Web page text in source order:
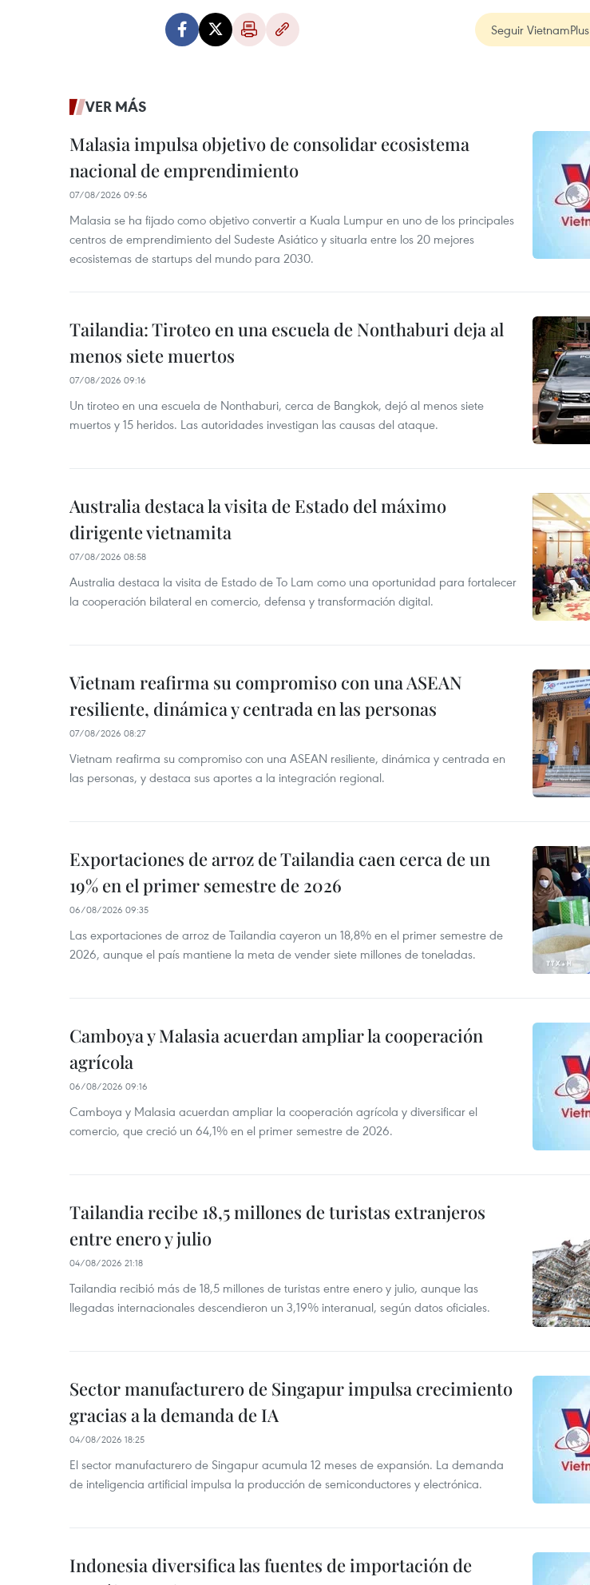
Seguir VietnamPlus
VER MÁS
Malasia impulsa objetivo de consolidar ecosistema
nacional de emprendimiento
07/08/2026 09:56
Malasia se ha fijado como objetivo convertir a Kuala Lumpur en uno de los principales
centros de emprendimiento del Sudeste Asiático y situarla entre los 20 mejores
ecosistemas de startups del mundo para 2030.
Tailandia: Tiroteo en una escuela de Nonthaburi deja al
menos siete muertos
07/08/2026 09:16
Un tiroteo en una escuela de Nonthaburi, cerca de Bangkok, dejó al menos siete
muertos y 15 heridos. Las autoridades investigan las causas del ataque.
Australia destaca la visita de Estado del máximo
dirigente vietnamita
07/08/2026 08:58
Australia destaca la visita de Estado de To Lam como una oportunidad para fortalecer
la cooperación bilateral en comercio, defensa y transformación digital.
Vietnam reafirma su compromiso con una ASEAN
resiliente, dinámica y centrada en las personas
07/08/2026 08:27
Vietnam reafirma su compromiso con una ASEAN resiliente, dinámica y centrada en
las personas, y destaca sus aportes a la integración regional.
Exportaciones de arroz de Tailandia caen cerca de un
19% en el primer semestre de 2026
06/08/2026 09:35
Las exportaciones de arroz de Tailandia cayeron un 18,8% en el primer semestre de
2026, aunque el país mantiene la meta de vender siete millones de toneladas.
Camboya y Malasia acuerdan ampliar la cooperación
agrícola
06/08/2026 09:16
Camboya y Malasia acuerdan ampliar la cooperación agrícola y diversificar el
comercio, que creció un 64,1% en el primer semestre de 2026.
Tailandia recibe 18,5 millones de turistas extranjeros
entre enero y julio
04/08/2026 21:18
Tailandia recibió más de 18,5 millones de turistas entre enero y julio, aunque las
llegadas internacionales descendieron un 3,19% interanual, según datos oficiales.
Sector manufacturero de Singapur impulsa crecimiento
gracias a la demanda de IA
04/08/2026 18:25
El sector manufacturero de Singapur acumula 12 meses de expansión. La demanda
de inteligencia artificial impulsa la producción de semiconductores y electrónica.
Indonesia diversifica las fuentes de importación de